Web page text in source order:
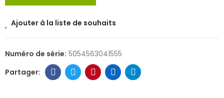
Ajouter à la liste de souhaits
Numéro de série: 5054563041555